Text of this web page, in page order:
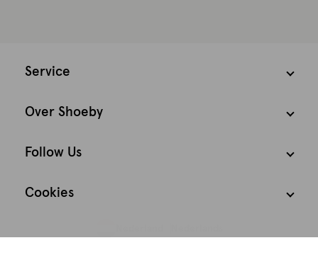
Service
Over Shoeby
Follow Us
Cookies